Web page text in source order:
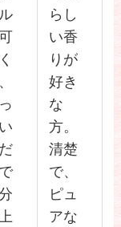
らし
い香
りが
好き
な
方。
清楚
で、
ピュ
アな